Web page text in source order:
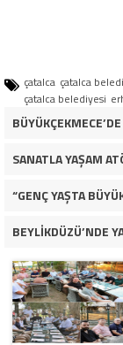
çatalca çatalca
çatalca belediyesi
SANATLA YAŞAM